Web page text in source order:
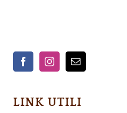
LINK UTILI